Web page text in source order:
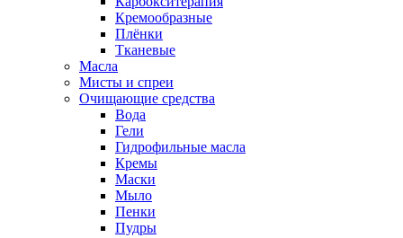
Кремообразные
Плёнки
Тканевые
Масла
Мисты и спреи
Очищающие средства
Вода
Гели
Гидрофильные масла
Кремы
Маски
Мыло
Пенки
Пудры